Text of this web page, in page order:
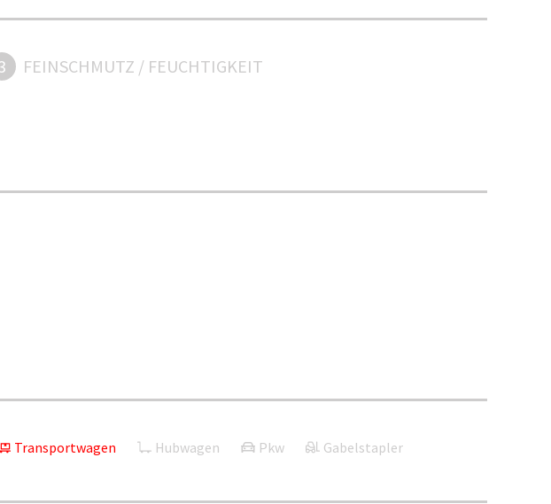
FEINSCHMUTZ / FEUCHTIGKEIT
Transportwagen Hubwagen Pkw Gabelstapler